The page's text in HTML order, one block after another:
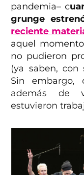
pandemia– c
grunge
reciente
aquel
no pudieron
(ya saben,
Sin
además de
estuvieron